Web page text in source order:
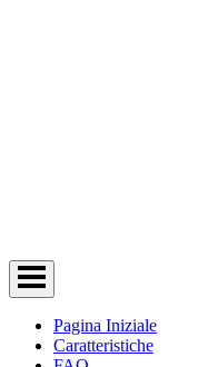
Pagina Iniziale
Caratteristiche